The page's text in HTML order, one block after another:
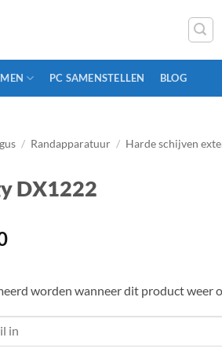
PC SAMENSTELLEN BLOG
/ Randapparatuur / Harde schijven
DX1222
worden wanneer dit product weer